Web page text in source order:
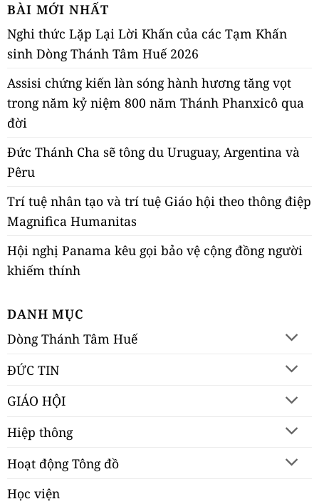
BÀI MỚI NHẤT
Nghi thức Lặp Lại Lời Khấn của các Tạm Khấn
sinh Dòng Thánh Tâm Huế 2026
Assisi chứng kiến làn sóng hành hương tăng vọt
trong năm kỷ niệm 800 năm Thánh Phanxicô qua
đời
Đức Thánh Cha sẽ tông du Uruguay, Argentina và
Pêru
Trí tuệ nhân tạo và trí tuệ Giáo hội theo thông điệp
Magnifica Humanitas
Hội nghị Panama kêu gọi bảo vệ cộng đồng người
khiếm thính
DANH MỤC
Dòng Thánh Tâm Huế
ĐỨC TIN
GIÁO HỘI
Hiệp thông
Hoạt động Tông đồ
Học viện